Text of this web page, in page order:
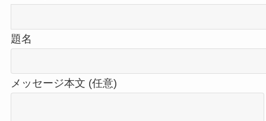
題名
メッセージ本文 (任意)